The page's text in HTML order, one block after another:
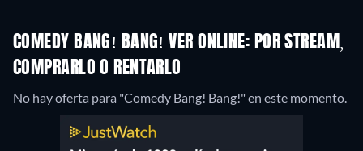
COMEDY BANG! BANG! VER ONLINE: POR STREAM,
COMPRARLO O RENTARLO
No hay oferta para "Comedy Bang! Bang!" en este momento.